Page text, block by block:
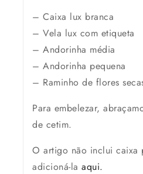
– Caixa lux branca
– Vela lux com etiqueta
– Andorinha média
– Andorinha pequena
– Raminho de flores
Para embelezar,
de cetim.
O artigo não inclui caixa
adicioná-la aqui.